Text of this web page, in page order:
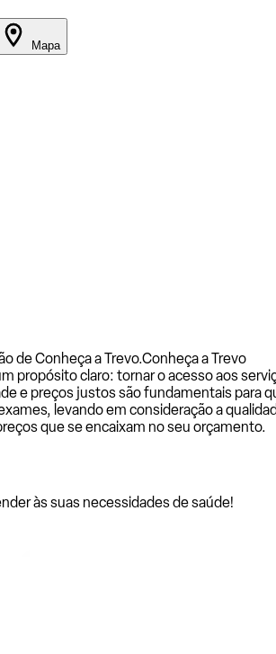
Mapa
de Conheça a Trevo.Conheça a Trevo
propósito claro: tornar o acesso aos
e preços justos são fundamentais para
levando em consideração a
que se encaixam no seu orçamento.
às suas necessidades de saúde!